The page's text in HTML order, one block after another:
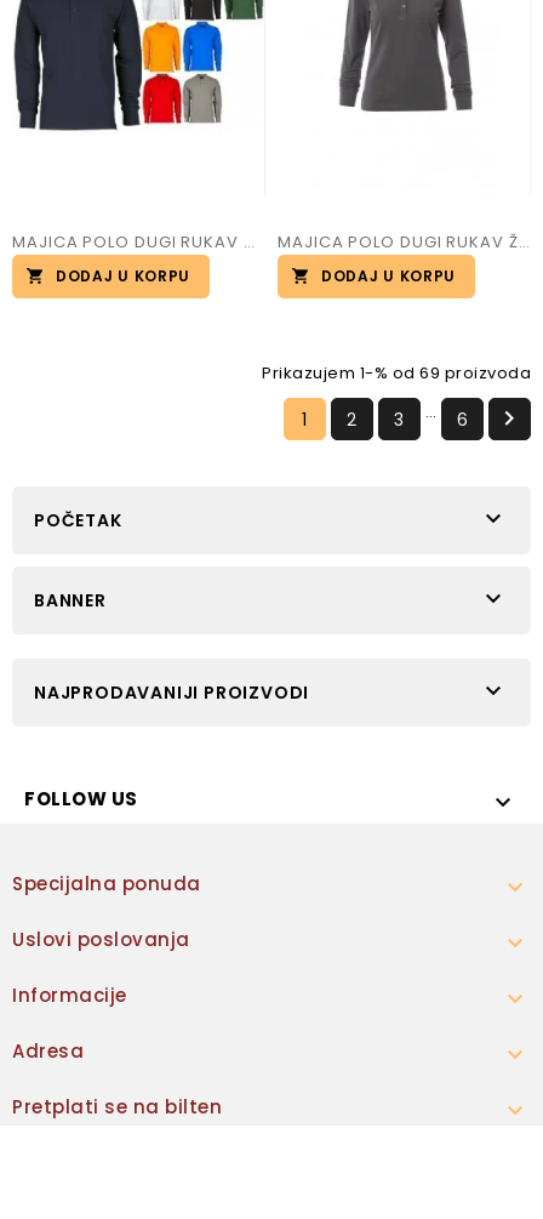
MAJICA POLO DUGI RUKAV MUŠKA FLORENCE
DODAJ U KORPU
MAJICA POLO DUGI RUKAV ŽENSKA FLORENCE
DODAJ U KORPU
Prikazujem 1-% od 69 proizvoda
1 2 3 … 6 
POČETAK 
BANNER 
NAJPRODAVANIJI PROIZVODI 
FOLLOW US 
Specijalna ponuda 
Uslovi poslovanja 
Informacije 
Adresa 
Pretplati se na bilten 